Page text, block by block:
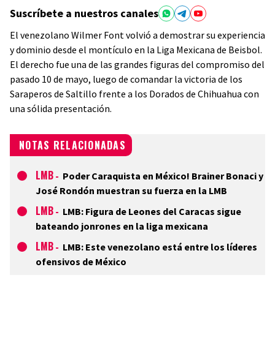
Suscríbete a nuestros canales
El venezolano Wilmer Font volvió a demostrar su experiencia
y dominio desde el montículo en la Liga Mexicana de Beisbol.
El derecho fue una de las grandes figuras del compromiso del
pasado 10 de mayo, luego de comandar la victoria de los
Saraperos de Saltillo frente a los Dorados de Chihuahua con
una sólida presentación.
NOTAS RELACIONADAS
LMB - Poder Caraquista en México! Brainer Bonaci y
José Rondón muestran su fuerza en la LMB
LMB - LMB: Figura de Leones del Caracas sigue
bateando jonrones en la liga mexicana
LMB - LMB: Este venezolano está entre los líderes
ofensivos de México